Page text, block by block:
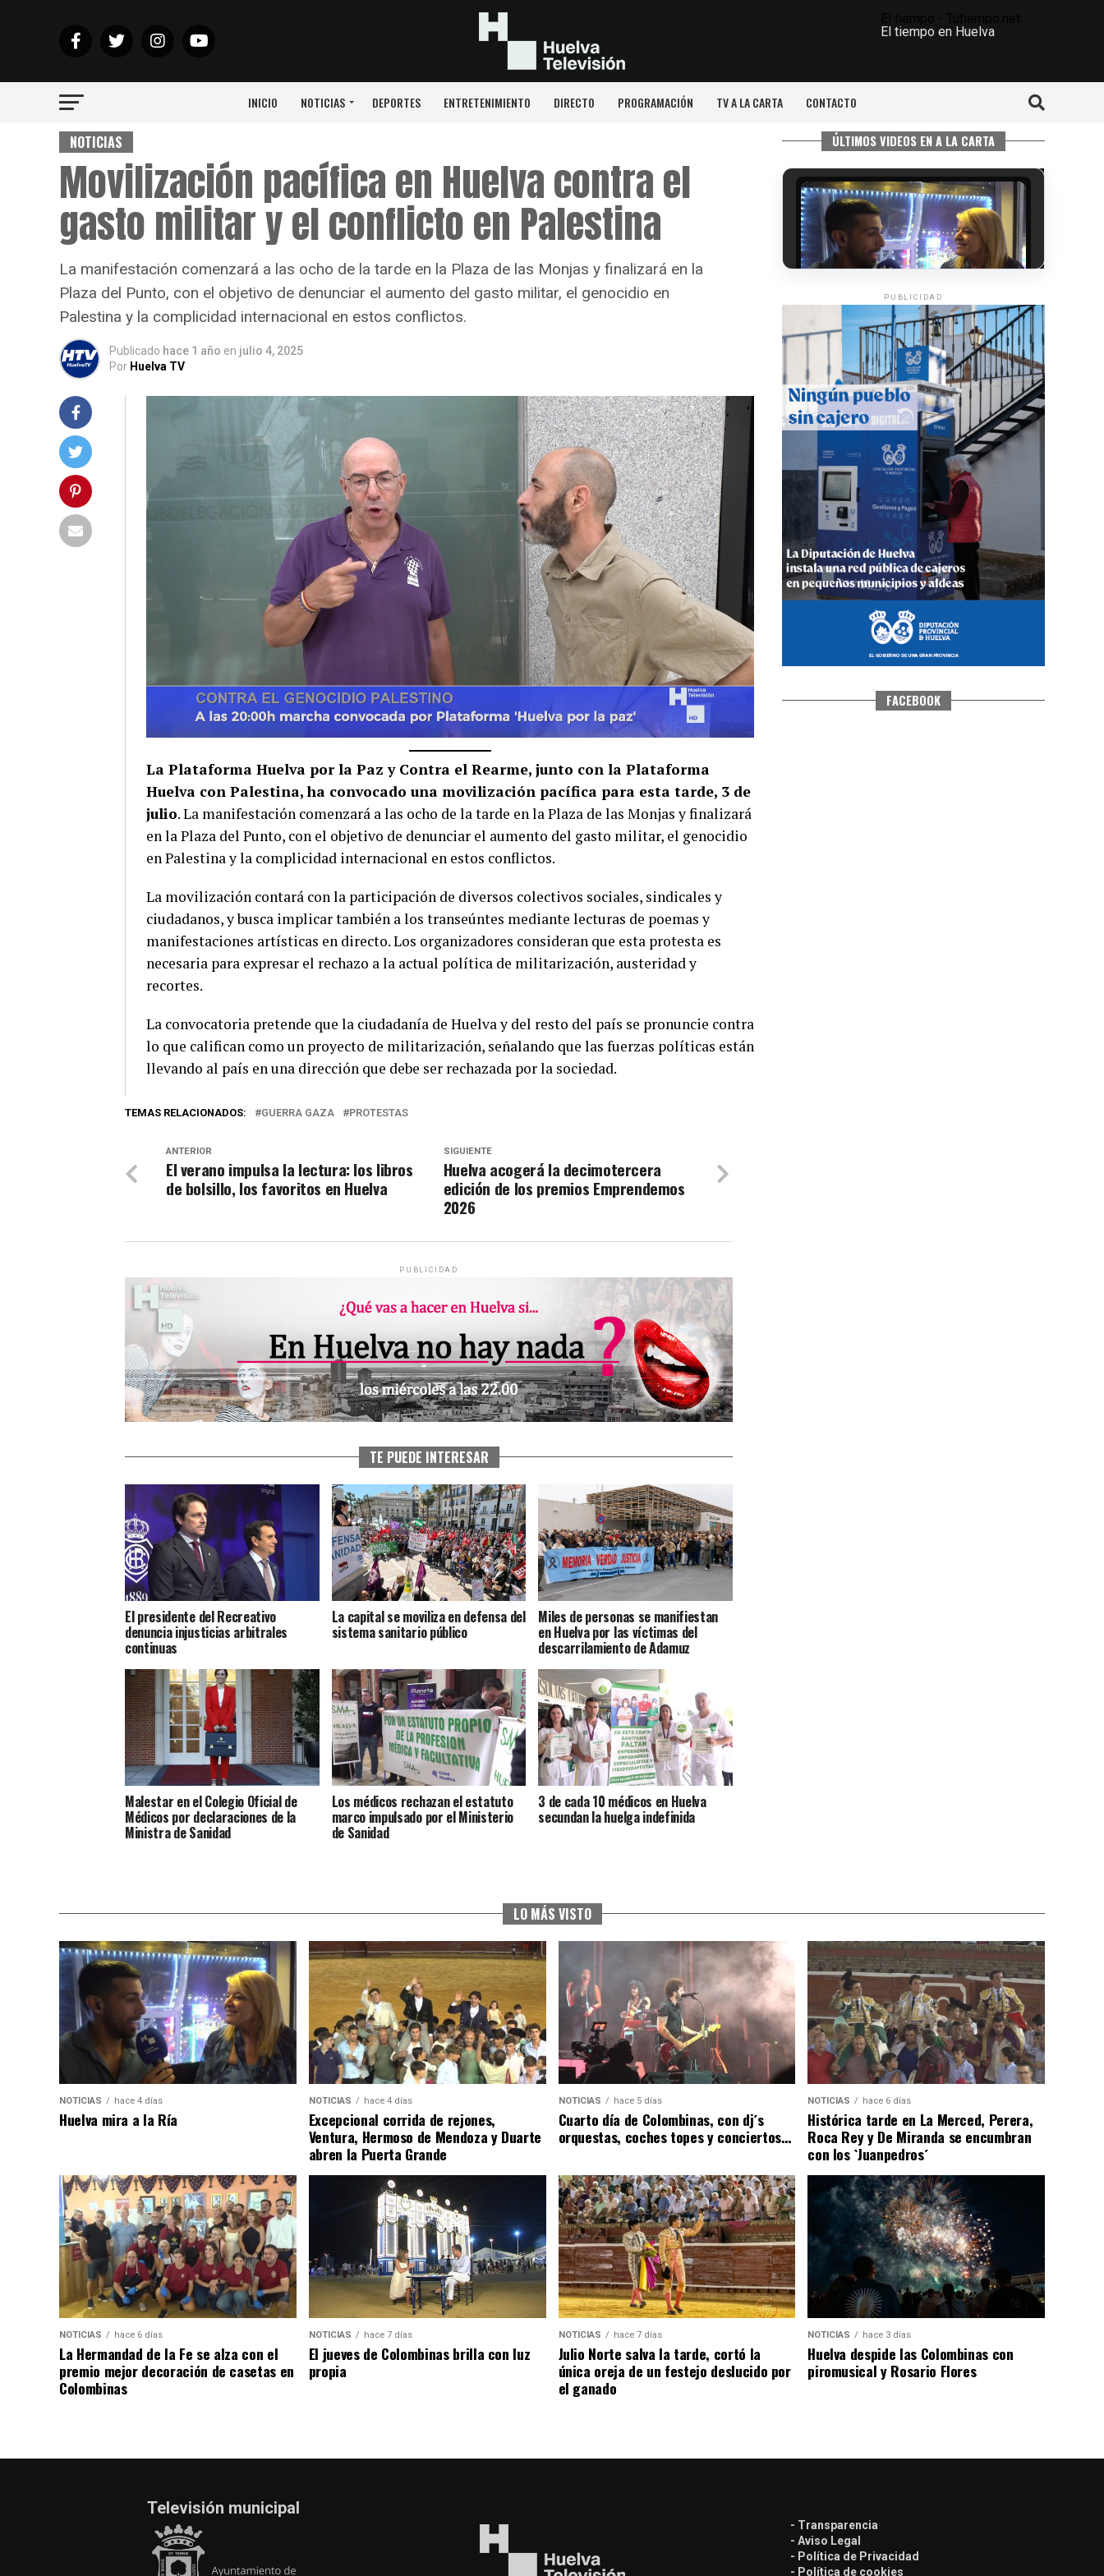
El tiempo en Huelva
INICIO NOTICIAS DEPORTES ENTRETENIMIENTO DIRECTO PROGRAMACIÓN TV A LA CARTA CONTACTO
NOTICIAS
Movilización pacífica en Huelva contra el
gasto militar y el conflicto en Palestina
La manifestación comenzará a las ocho de la tarde en la Plaza de las Monjas y finalizará en la
Plaza del Punto, con el objetivo de denunciar el aumento del gasto militar, el genocidio en
Palestina y la complicidad internacional en estos conflictos.
Publicado hace 1 año en julio 4, 2025
Por Huelva TV
La Plataforma Huelva por la Paz y Contra el Rearme, junto con la Plataforma
Huelva con Palestina, ha convocado una movilización pacífica para esta tarde, 3 de
julio. La manifestación comenzará a las ocho de la tarde en la Plaza de las Monjas y finalizará
en la Plaza del Punto, con el objetivo de denunciar el aumento del gasto militar, el genocidio
en Palestina y la complicidad internacional en estos conflictos.
La movilización contará con la participación de diversos colectivos sociales, sindicales y
ciudadanos, y busca implicar también a los transeúntes mediante lecturas de poemas y
manifestaciones artísticas en directo. Los organizadores consideran que esta protesta es
necesaria para expresar el rechazo a la actual política de militarización, austeridad y
recortes.
La convocatoria pretende que la ciudadanía de Huelva y del resto del país se pronuncie contra
lo que califican como un proyecto de militarización, señalando que las fuerzas políticas están
llevando al país en una dirección que debe ser rechazada por la sociedad.
TEMAS RELACIONADOS: GUERRA GAZA PROTESTAS
SIGUIENTE
Huelva acogerá la decimotercera
edición de los premios Emprendemos
2026
ANTERIOR
El verano impulsa la lectura: los libros
de bolsillo, los favoritos en Huelva
PUBLICIDAD
TE PUEDE INTERESAR
El presidente del Recreativo
denuncia injusticias arbitrales
continuas
La capital se moviliza en defensa del
sistema sanitario público
Miles de personas se manifiestan
en Huelva por las víctimas del
descarrilamiento de Adamuz
Malestar en el Colegio Oficial de
Médicos por declaraciones de la
Ministra de Sanidad
Los médicos rechazan el estatuto
marco impulsado por el Ministerio
de Sanidad
3 de cada 10 médicos en Huelva
secundan la huelga indefinida
ÚLTIMOS VIDEOS EN A LA CARTA
CUARTA CORRIDA DE LAS FIESTAS
COLOMBINAS 2026
·Huelvatv
4º DÍA DE LAS FIESTAS COLOMBINAS
2026
hace 5 días· Huelvatv
PUBLICIDAD
FACEBOOK
LO MÁS VISTO
NOTICIAS hace 4 días
Huelva mira a la Ría
NOTICIAS hace 4 días
Excepcional corrida de rejones,
Ventura, Hermoso de Mendoza y Duarte
abren la Puerta Grande
NOTICIAS hace 5 días
Cuarto día de Colombinas, con dj´s
orquestas, coches topes y conciertos…
NOTICIAS hace 6 días
Histórica tarde en La Merced, Perera,
Roca Rey y De Miranda se encumbran
con los `Juanpedros´
NOTICIAS hace 6 días
La Hermandad de la Fe se alza con el
premio mejor decoración de casetas en
Colombinas
NOTICIAS hace 7 días
El jueves de Colombinas brilla con luz
propia
NOTICIAS hace 7 días
Julio Norte salva la tarde, cortó la
única oreja de un festejo deslucido por
el ganado
NOTICIAS hace 3 días
Huelva despide las Colombinas con
piromusical y Rosario Flores
Televisión municipal
- Transparencia
- Aviso Legal
- Política de Privacidad
- Política de cookies